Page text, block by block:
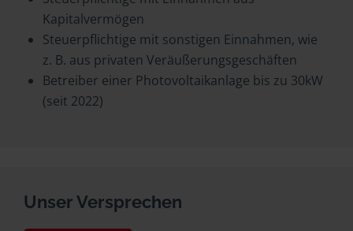
Kapitalvermögen
Steuerpflichtige mit sonstigen Einnahmen, wie
z. B. aus privaten Veräußerungsgeschäften
Betreiber einer Photovoltaikanlage bis zu 30kW
(seit 2022)
Unser Versprechen